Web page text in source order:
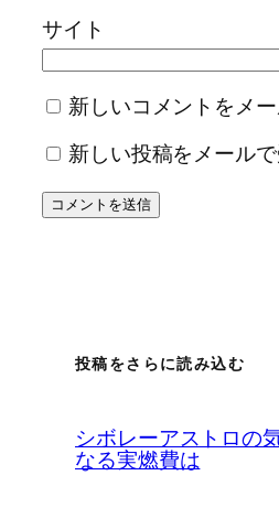
サイト
新しいコメントをメ
新しい投稿をメール
投稿をさらに読み込む
シボレーアストロの
なる実燃費は